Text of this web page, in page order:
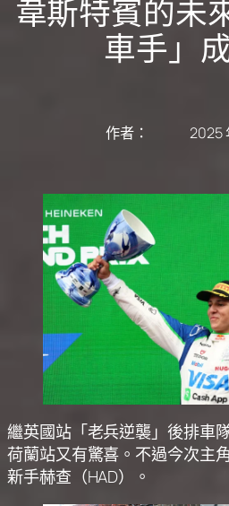
韋斯特賓的未
車手」
作者： 2025
繼英國站「老兵逆襲」後排車
荷蘭站又有驚喜。不過今次主
新手赫查（HAD）。